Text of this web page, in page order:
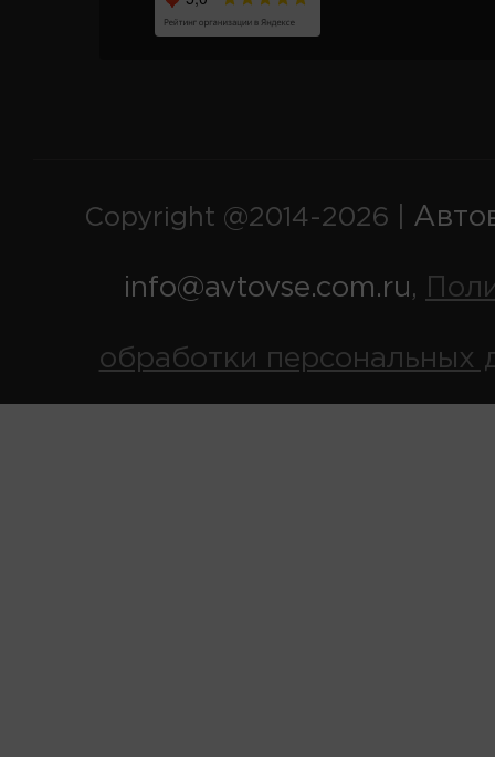
Copyright @2014-2026 |
info@avtovse.com.ru,
обработки персональных